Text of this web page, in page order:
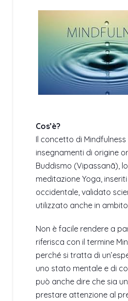
Cos’è?
Il concetto di
insegnamenti di origine
Buddismo (Vipassanā),
meditazione Yoga,
occidentale, validato
utilizzato anche in
Non è facile rendere a
riferisca con il termine
perché si tratta di
uno stato mentale e di
può anche dire che sia
prestare attenzione al